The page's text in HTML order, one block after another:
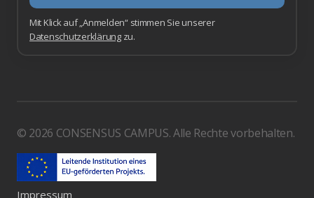
Mit Klick auf „Anmelden“ stimmen Sie unserer
Datenschutzerklärungzu.
© 2026 CONSENSUS CAMPUS. Alle Rechte vorbehalten.
Impressum